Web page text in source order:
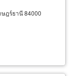
ฎร์ธานี 84000